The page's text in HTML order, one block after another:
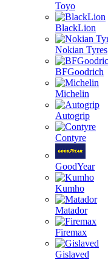
Toyo
BlackLion
Nokian Tyres
BFGoodrich
Michelin
Autogrip
Contyre
GoodYear
Kumho
Matador
Firemax
Gislaved